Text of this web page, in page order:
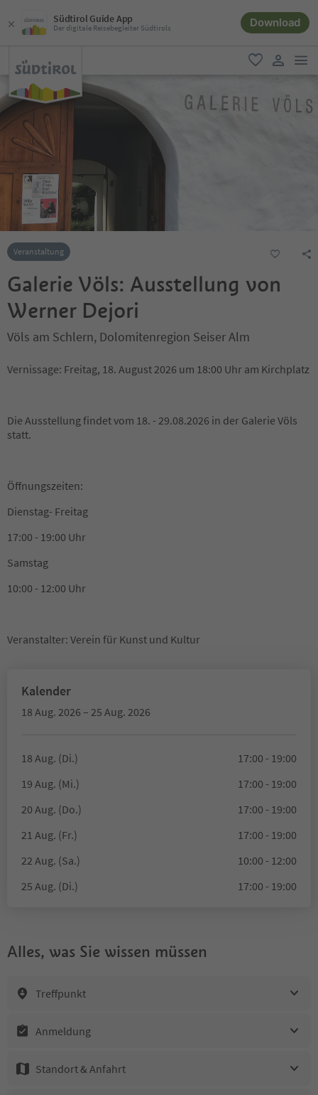
Südtirol Guide App
Der digitale Reisebegleiter Südtirols Download
favorit
user link
Veranstaltung
Galerie Völs: Ausstellung von
Werner Dejori
Völs am Schlern, Dolomitenregion Seiser Alm
Vernissage: Freitag, 18. August 2026 um 18:00 Uhr am Kirchplatz
Die Ausstellung findet vom 18. - 29.08.2026 in der Galerie Völs
statt.
Öffnungszeiten:
Dienstag- Freitag
17:00 - 19:00 Uhr
Samstag
10:00 - 12:00 Uhr
Veranstalter: Verein für Kunst und Kultur
Kalender
18 Aug. 2026 – 25 Aug. 2026
18 Aug. (Di.)
17:00 - 19:00
19 Aug. (Mi.)
17:00 - 19:00
20 Aug. (Do.)
17:00 - 19:00
21 Aug. (Fr.)
17:00 - 19:00
22 Aug. (Sa.)
10:00 - 12:00
25 Aug. (Di.)
17:00 - 19:00
Alles, was Sie wissen müssen
Treffpunkt
Anmeldung
Standort & Anfahrt